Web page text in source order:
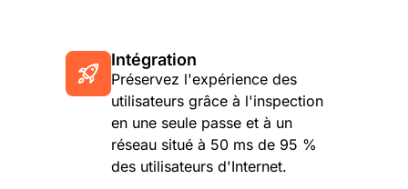
Intégration
Préservez l'expérience des
utilisateurs grâce à l'inspection
en une seule passe et à un
réseau situé à 50 ms de 95 %
des utilisateurs d'Internet.